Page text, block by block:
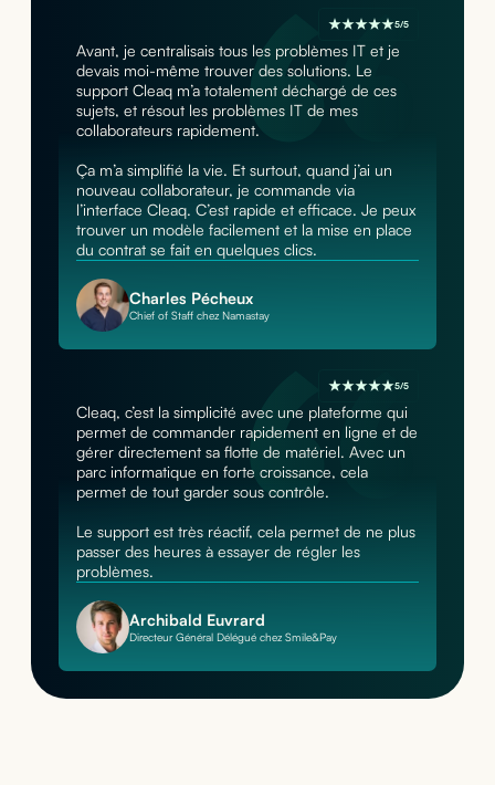
5/5
Avant, je centralisais tous les problèmes IT et je
devais moi-même trouver des solutions. Le
support Cleaq m’a totalement déchargé de ces
sujets, et résout les problèmes IT de mes
collaborateurs rapidement.
Ça m’a simplifié la vie. Et surtout, quand j’ai un
nouveau collaborateur, je commande via
l’interface Cleaq. C’est rapide et efficace. Je peux
trouver un modèle facilement et la mise en place
du contrat se fait en quelques clics.
Charles Pécheux
Chief of Staff chez Namastay
5/5
Cleaq, c’est la simplicité avec une plateforme qui
permet de commander rapidement en ligne et de
gérer directement sa flotte de matériel. Avec un
parc informatique en forte croissance, cela
permet de tout garder sous contrôle.
Le support est très réactif, cela permet de ne plus
passer des heures à essayer de régler les
problèmes.
Archibald Euvrard
Directeur Général Délégué chez Smile&Pay